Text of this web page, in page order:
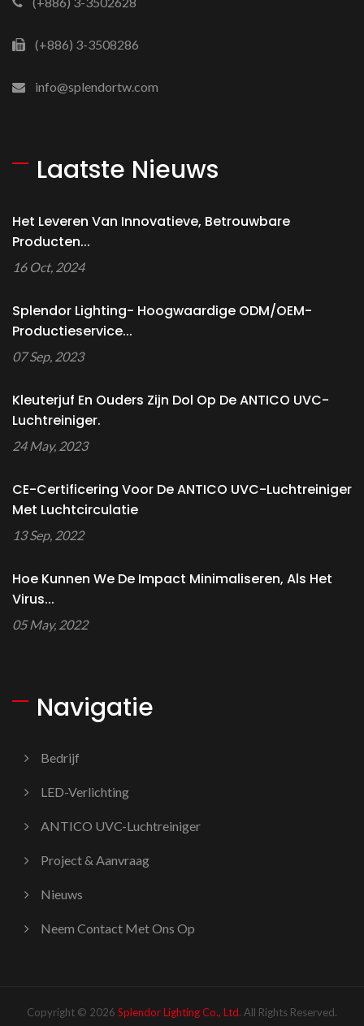
(+886) 3-3508286
info@splendortw.com
Laatste Nieuws
Het Leveren Van Innovatieve, Betrouwbare
Producten...
16 Oct, 2024
Splendor Lighting- Hoogwaardige ODM/OEM-
Productieservice...
07 Sep, 2023
Kleuterjuf En Ouders Zijn Dol Op De ANTICO UVC-
Luchtreiniger.
24 May, 2023
CE-Certificering Voor De ANTICO UVC-Luchtreiniger
Met Luchtcirculatie
13 Sep, 2022
Hoe Kunnen We De Impact Minimaliseren, Als Het
Virus...
05 May, 2022
Navigatie
Bedrijf
LED-Verlichting
ANTICO UVC-Luchtreiniger
Project & Aanvraag
Nieuws
Neem Contact Met Ons Op
Copyright © 2026 Splendor Lighting Co., Ltd. All Rights Reserved.